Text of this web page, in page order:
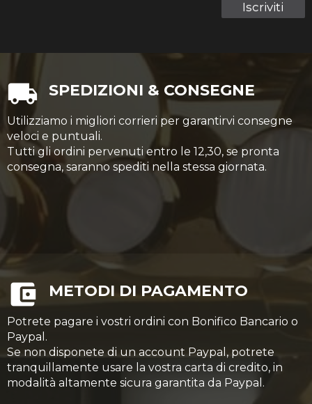
Iscriviti
SPEDIZIONI & CONSEGNE
Utilizziamo i migliori corrieri per garantirvi consegne
veloci e puntuali.
Tutti gli ordini pervenuti entro le 12,30, se pronta
consegna, saranno spediti nella stessa giornata.
METODI DI PAGAMENTO
Potrete pagare i vostri ordini con Bonifico Bancario o
Paypal.
Se non disponete di un account Paypal, potrete
tranquillamente usare la vostra carta di credito, in
modalità altamente sicura garantita da Paypal.